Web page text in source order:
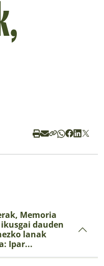
Memoria
dauden
lanak
Ipar...